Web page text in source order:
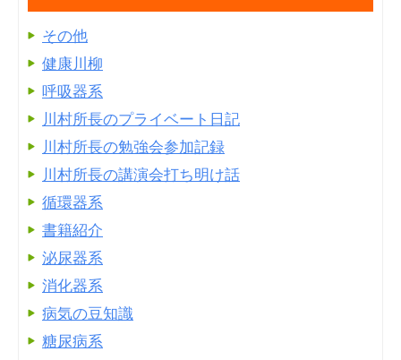
その他
健康川柳
呼吸器系
川村所長のプライベート日記
川村所長の勉強会参加記録
川村所長の講演会打ち明け話
循環器系
書籍紹介
泌尿器系
消化器系
病気の豆知識
糖尿病系